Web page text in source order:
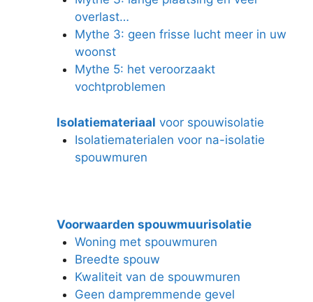
overlast…
Mythe 3: geen frisse lucht meer in uw
woonst
Mythe 5: het veroorzaakt
vochtproblemen
Isolatiemateriaal voor spouwisolatie
Isolatiematerialen voor na-isolatie
spouwmuren
Voorwaarden spouwmuurisolatie
Woning met spouwmuren
Breedte spouw
Kwaliteit van de spouwmuren
Geen dampremmende gevel